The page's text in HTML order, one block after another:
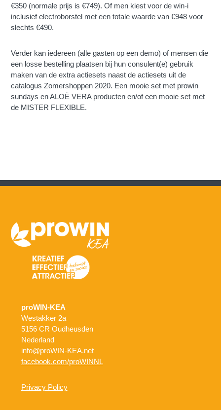
€350 (normale prijs is €749). Of men kiest voor de win-i
inclusief electroborstel met een totale waarde van €948 voor
slechts €490.
Verder kan iedereen (alle gasten op een demo) of mensen die
een losse bestelling plaatsen bij hun consulent(e) gebruik
maken van de extra actiesets naast de actiesets uit de
catalogus Zomershoppen 2020. Een mooie set met prowin
sundays en ALOË VERA producten en/of een mooie set met
de MISTER FLEXIBLE.
proWIN-KEA
Westakker 2a
5156 CR Oudheusden
Nederland
info@proWIN-KEA.net
facebook.com/proWINNL
Privacy Policy